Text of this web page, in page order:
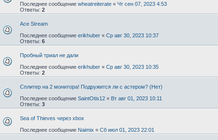
Последнее сообщение wheatreiterate « Чт сен 07, 2023 4:53
Ответы: 2
Ace Stream
Последнее сообщение erikhuber « Ср авг 30, 2023 10:37
Ответы: 6
Пробный триал не дали
Последнее сообщение erikhuber « Ср авг 30, 2023 10:35
Ответы: 2
Сплитер на 2 монитора! Подружится ли с астером? (Нет)
Последнее сообщение SaintOtis12 « Вт авг 01, 2023 10:11
Ответы: 3
Sea of Thieves через xbox
Последнее сообщение Naimix « Сб июл 01, 2023 22:01